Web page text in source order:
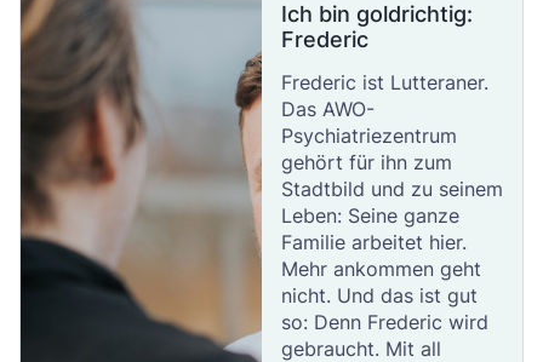
Ich bin goldrichtig:
Frederic
Frederic ist Lutteraner.
Das AWO-
Psychiatriezentrum
gehört für ihn zum
Stadtbild und zu seinem
Leben: Seine ganze
Familie arbeitet hier.
Mehr ankommen geht
nicht. Und das ist gut
so: Denn Frederic wird
gebraucht. Mit all